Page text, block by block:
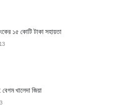
১৫ কোটি টাকা সহায়তা
খালেদা জিয়া